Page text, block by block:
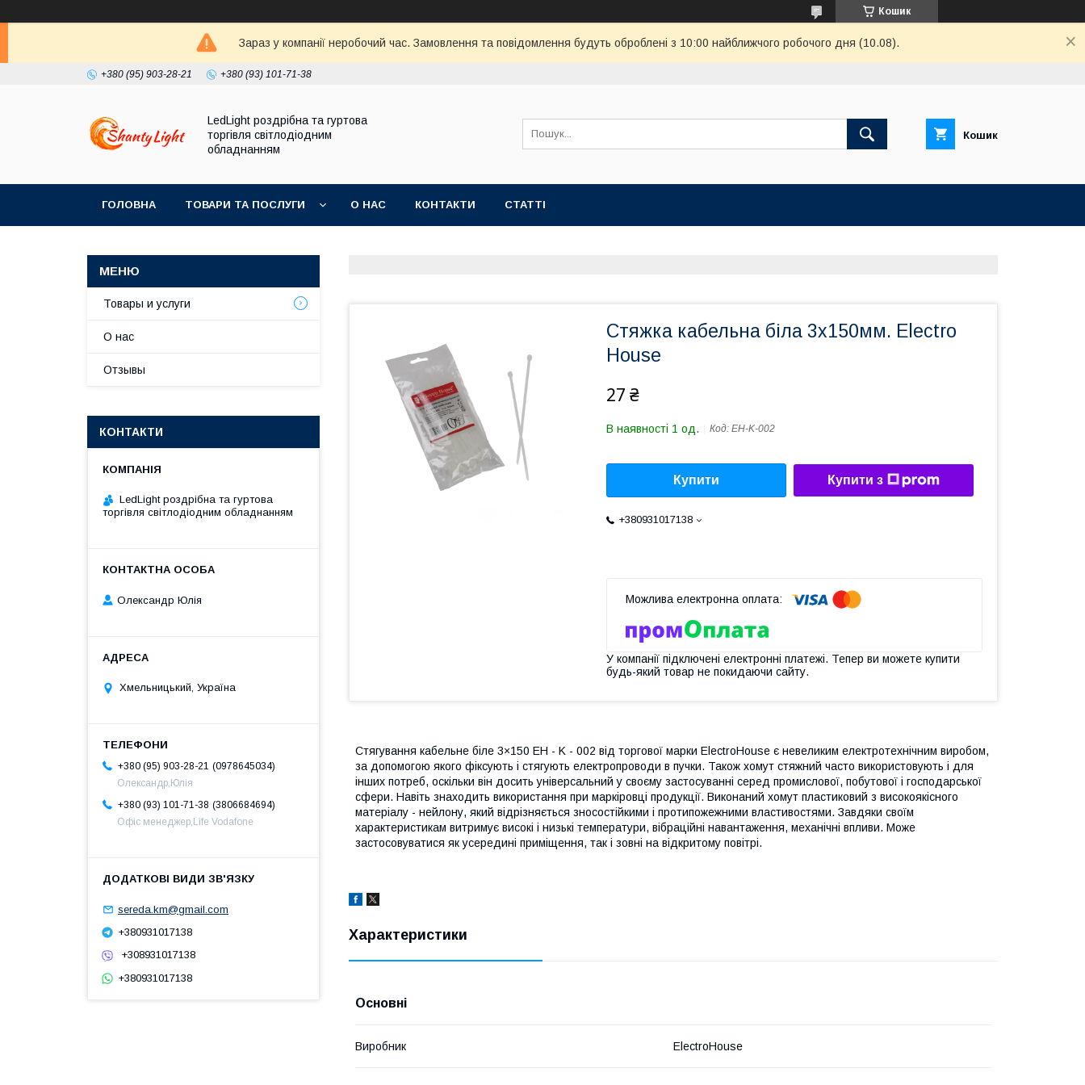
Кошик
Зараз у компанії неробочий час. Замовлення та повідомлення будуть оброблені з 10:00 найближчого робочого дня (10.08).
+380 (95) 903-28-21 +380 (93) 101-71-38
LedLight роздрiбна та гуртова
торгiвля свiтлодiодним
обладнанням
Кошик
ГОЛОВНА ТОВАРИ ТА ПОСЛУГИ О НАС КОНТАКТИ СТАТТІ
Стяжка кабельна біла 3x150мм. Electro
House
27 ₴
В наявності 1 од. Код: EH-K-002
Купити Купити з
+380931017138
У компанії підключені електронні платежі. Тепер ви можете купити
будь-який товар не покидаючи сайту.
Стягування кабельне біле 3×150 EH - K - 002 від торгової марки ElectroHouse є невеликим електротехнічним виробом,
за допомогою якого фіксують і стягують електропроводи в пучки. Також хомут стяжний часто використовують і для
інших потреб, оскільки він досить універсальний у своєму застосуванні серед промислової, побутової і господарської
сфери. Навіть знаходить використання при маркіровці продукції. Виконаний хомут пластиковий з високоякісного
матеріалу - нейлону, який відрізняється зносостійкими і протипожежними властивостями. Завдяки своїм
характеристикам витримує високі і низькі температури, вібраційні навантаження, механічні впливи. Може
застосовуватися як усередині приміщення, так і зовні на відкритому повітрі.
Характеристики
Основні
Виробник ElectroHouse
Товары и услуги
О нас
Отзывы
КОНТАКТИ
LedLight роздрiбна та гуртова
торгiвля свiтлодiодним обладнанням
Олександр Юлія
Хмельницький, Україна
+380 (95) 903-28-21
0978645034
Олександр,Юлія
+380 (93) 101-71-38
3806684694
Офіс менеджер,Life Vodafone
sereda.km@gmail.com
+380931017138
+308931017138
+380931017138